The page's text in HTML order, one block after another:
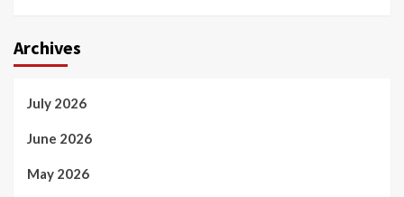
Archives
July 2026
June 2026
May 2026